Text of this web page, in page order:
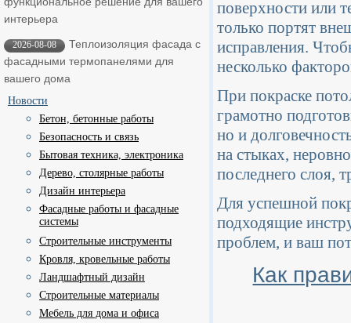
интерьера
2026-08-08
Теплоизоляция фасада с
фасадными термопанелями для
вашего дома
Новости
Бетон, бетонные работы
Безопасность и связь
Бытовая техника, электроника
Дерево, столярные работы
Дизайн интерьера
Фасадные работы и фасадные
системы
Строительные инструменты
Кровля, кровельные работы
Ландшафтный дизайн
Строительные материалы
Мебель для дома и офиса
поверхности или
только портят
исправления.
несколько
При покраске
грамотно
но и
на стыках,
последнего слоя,
Для успешной
подходящие
проблем, и ваш
Как